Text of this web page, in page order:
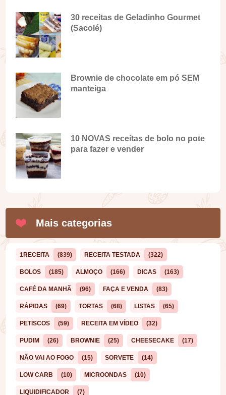
30 receitas de Geladinho Gourmet
(Sacolé)
Brownie de chocolate em pó SEM
manteiga
10 NOVAS receitas de bolo no pote
para fazer e vender
Mais categorias
1RECEITA (839) RECEITA TESTADA (322)
BOLOS (185) ALMOÇO (166) DICAS (163)
CAFÉ DA MANHÃ (96) FAÇA E VENDA (83)
RÁPIDAS (69) TORTAS (68) LISTAS (65)
PETISCOS (59) RECEITA EM VÍDEO (32)
PUDIM (26) BROWNIE (25) CHEESECAKE (17)
NÃO VAI AO FOGO (15) SORVETE (14)
LOW CARB (10) MICROONDAS (10)
LIQUIDIFICADOR (7)